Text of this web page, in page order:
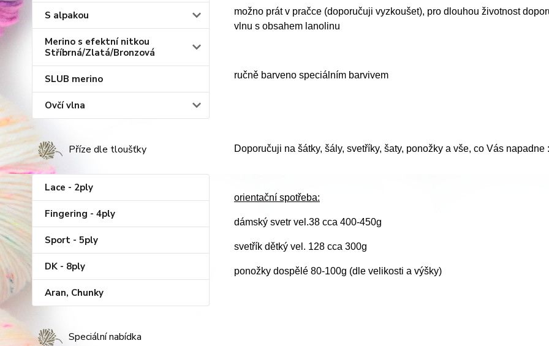
S alpakou
Merino s efektní nitkou
Stříbrná/Zlatá/Bronzová
SLUB merino
Ovčí vlna
Příze dle tloušťky
Lace - 2ply
Fingering - 4ply
Sport - 5ply
DK - 8ply
Aran, Chunky
Speciální nabídka
možno prát v pračce (doporučuji vyzkoušet), pro dlouhou životnost
vlnu s obsahem lanolinu
ručně barveno speciálním barvivem
Doporučuji na šátky, šály, svetříky, šaty, ponožky a vše, co Vás napadne
orientační spotřeba:
dámský svetr vel.38 cca 400-450g
svetřík dětký vel. 128 cca 300g
ponožky dospělé 80-100g (dle velikosti a výšky)